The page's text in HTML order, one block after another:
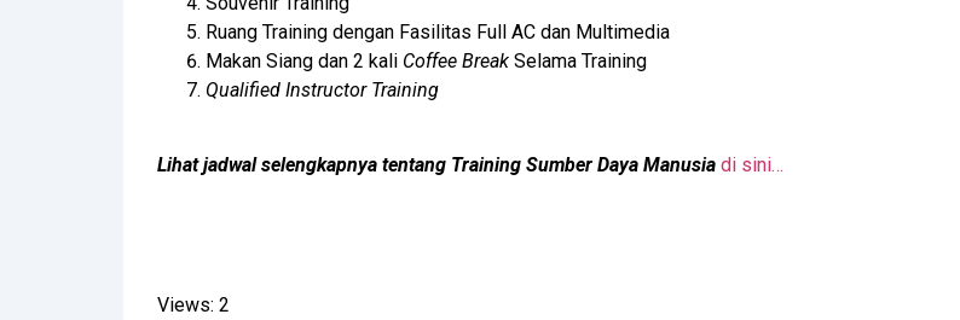
Ruang Training dengan Fasilitas Full AC dan Multimedia
Makan Siang dan 2 kali Coffee Break Selama Training
Qualified Instructor Training
Lihat jadwal selengkapnya tentang Training Sumber Daya Manusia di sini…
Views: 2